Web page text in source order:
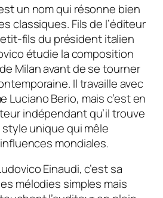
un nom qui résonne bien
classiques. Fils de l’éditeur
fils du président italien
étudie la composition
Milan avant de se tourner
Il travaille avec
Luciano Berio, mais c’est en
indépendant qu’il trouve
unique qui mêle
mondiales.
Einaudi, c’est sa
mélodies simples mais